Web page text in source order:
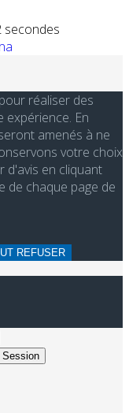
secondes
réaliser des
expérience. En
amenés à ne
votre choix
d'avis en cliquant
de chaque page de
REFUSER
Session